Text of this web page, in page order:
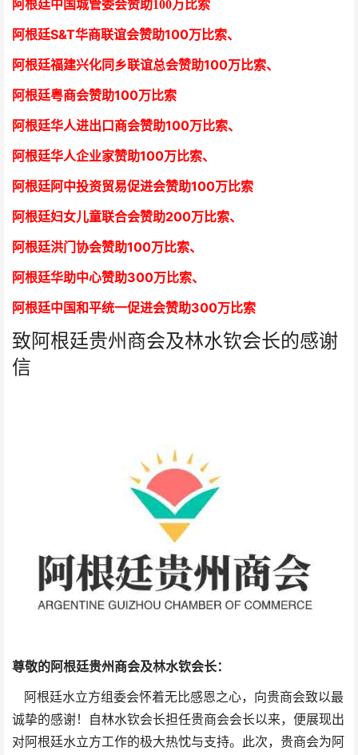
阿根廷中国城管委会赞助100万比索
阿根廷S&T华商联谊会赞助100万比索、
阿根廷福建兴化同乡联谊总会赞助100万比索、
阿根廷粤商会赞助100万比索
阿根廷华人进出口商会赞助100万比索、
阿根廷华人企业家赞助100万比索、
阿根廷阿中投资贸易促进会赞助100万比索
阿根廷妇女儿童联合会赞助200万比索、
阿根廷洪门协会赞助100万比索、
阿根廷华助中心赞助300万比索、
阿根廷中国和平统一促进会赞助300万比索
致阿根廷贵州商会及林水钦会长的感谢
信
尊敬的阿根廷贵州商会及林水钦会长：
阿根廷水立方组委会怀着无比感恩之心，向贵商会致以最
诚挚的感谢！自林水钦会长担任贵商会会长以来，便展现出
对阿根廷水立方工作的极大热忱与支持。此次，贵商会为阿